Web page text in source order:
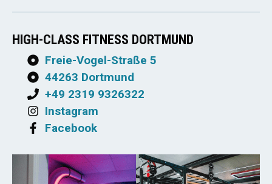
HIGH-CLASS FITNESS DORTMUND
Freie-Vogel-Straße 5
44263 Dortmund
+49 2319 9326322
Instagram
Facebook